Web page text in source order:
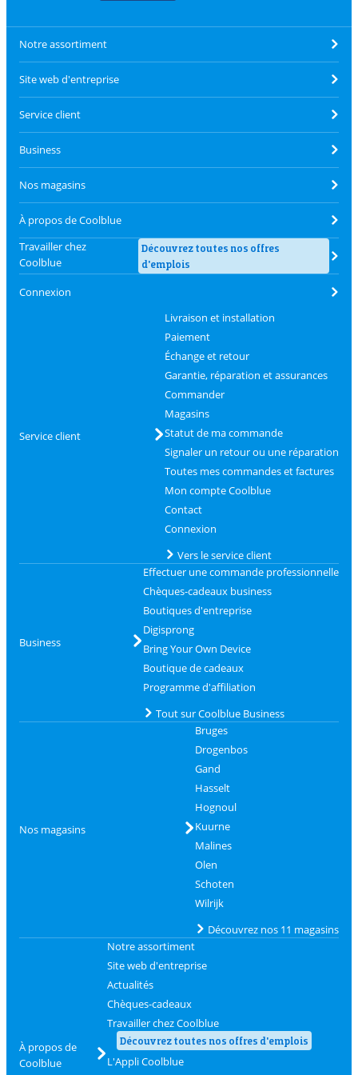
Notre assortiment
Site web d'entreprise
Service client
Business
Nos magasins
À propos de Coolblue
Travailler chez
Coolblue
Découvrez toutes nos offres
d'emplois
Connexion
Service client
Livraison et installation
Paiement
Échange et retour
Garantie, réparation et assurances
Commander
Magasins
Statut de ma commande
Signaler un retour ou une réparation
Toutes mes commandes et factures
Mon compte Coolblue
Contact
Connexion
Vers le service client
Business
Effectuer une commande professionnelle
Chèques-cadeaux business
Boutiques d'entreprise
Digisprong
Bring Your Own Device
Boutique de cadeaux
Programme d'affiliation
Tout sur Coolblue Business
Nos magasins
Bruges
Drogenbos
Gand
Hasselt
Hognoul
Kuurne
Malines
Olen
Schoten
Wilrijk
Découvrez nos 11 magasins
À propos de
Coolblue
Notre assortiment
Site web d'entreprise
Actualités
Chèques-cadeaux
Travailler chez Coolblue
Découvrez toutes nos offres d'emplois
L'Appli Coolblue